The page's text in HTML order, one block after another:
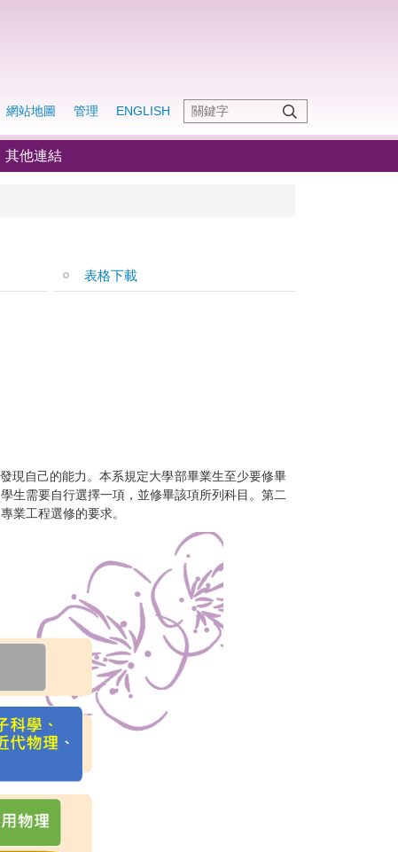
網站地圖 管理 ENGLISH
其他連結
表格下載
現自己的能力。本系規定大學部畢業生至少要修畢
生需要自行選擇一項，並修畢該項所列科目。第二
業工程選修的要求。